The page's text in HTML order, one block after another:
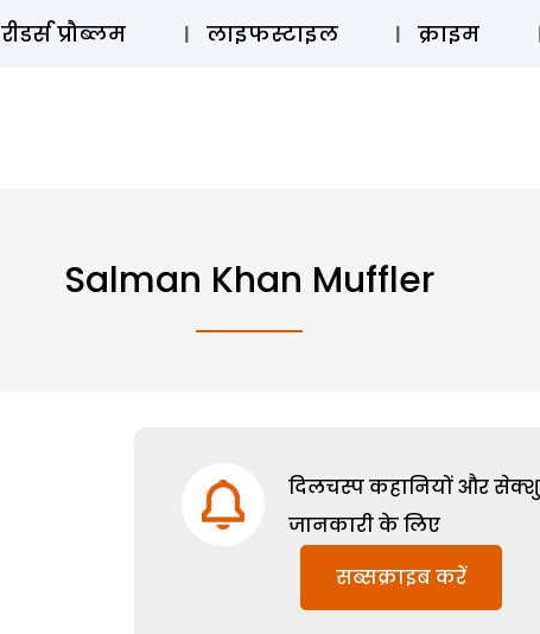
ऑडियो
रीडर्स प्रौब्लम लाइफस्टाइल क्राइम
Salman Khan Muffler
दिलचस्प कहानियों और
जानकारी के लिए
सब्सक्राइब करें